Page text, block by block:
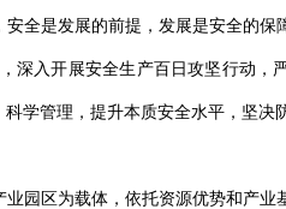
全是发展的前提，发展是安全的
入开展安全生产百日攻坚行动，
学管理，提升本质安全水平，坚决
园区为载体，依托资源优势和产